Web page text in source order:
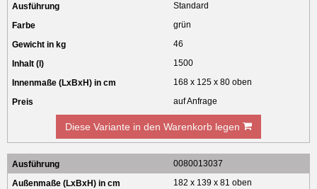
Standard
grün
46
1500
168 x 125 x 80 oben
auf Anfrage
Diese Variante in den Warenkorb legen
0080013037
182 x 139 x 81 oben